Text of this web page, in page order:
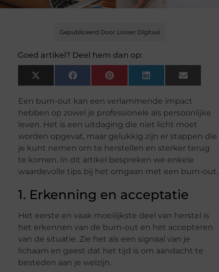
Gepubliceerd Door Losser Digitaal
Goed artikel? Deel hem dan op:
X
(Twitter)
FacebookPinterest LinkedIn Email
Een burn-out kan een verlammende impact
hebben op zowel je professionele als persoonlijke
leven. Het is een uitdaging die niet licht moet
worden opgevat, maar gelukkig zijn er stappen die
je kunt nemen om te herstellen en sterker terug
te komen. In dit artikel bespreken we enkele
waardevolle tips bij het omgaan met een burn-out.
1. Erkenning en acceptatie
Het eerste en vaak moeilijkste deel van herstel is
het erkennen van de burn-out en het accepteren
van de situatie. Zie het als een signaal van je
lichaam en geest dat het tijd is om aandacht te
besteden aan je welzijn.